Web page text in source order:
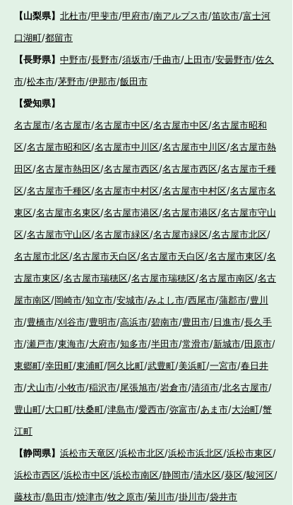
【山梨県】 北杜市/甲斐市/甲府市/南アルプス市/笛吹市/富士河
口湖町/都留市
【長野県】 中野市/長野市/須坂市/千曲市/ 上田市/安曇野市/佐久
市/松本市/茅野市/伊那市/飯田市
【愛知県】
名古屋市/名古屋市/名古屋市中区/名古屋市中区/名古屋市昭和
区/名古屋市昭和区/名古屋市中川区/名古屋市中川区/名古屋市熱
田区/名古屋市熱田区/名古屋市西区/名古屋市西区/名古屋市千種
区/名古屋市千種区/名古屋市中村区/名古屋市中村区/名古屋市名
東区/名古屋市名東区/名古屋市港区/名古屋市港区/名古屋市守山
区/名古屋市守山区/名古屋市緑区/名古屋市緑区/名古屋市北区/
名古屋市北区/名古屋市天白区/名古屋市天白区/名古屋市東区/名
古屋市東区/名古屋市瑞穂区/名古屋市瑞穂区/名古屋市南区/名古
屋市南区/岡崎市/知立市/安城市/みよし市/西尾市/蒲郡市/豊川
市/豊橋市/刈谷市/豊明市/高浜市/碧南市/豊田市/日進市/長久手
市/瀬戸市/東海市/大府市/知多市/半田市/常滑市/新城市/田原市/
東郷町/幸田町/東浦町/阿久比町/武豊町/美浜町/一宮市/春日井
市/犬山市/小牧市/稲沢市/尾張旭市/岩倉市/清須市/北名古屋市/
豊山町/大口町/扶桑町/津島市/愛西市/弥富市/あま市/大治町/蟹
江町
【静岡県】 浜松市天竜区/浜松市北区/浜松市浜北区/浜松市東区/
浜松市西区/浜松市中区/浜松市南区/静岡市/清水区/葵区/駿河区/
藤枝市/島田市/焼津市/牧之原市/菊川市/掛川市/袋井市